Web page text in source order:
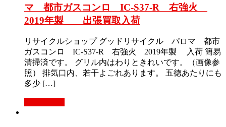
マ 都市ガスコンロ IC-S37-R 右強火
2019年製 出張買取入荷
リサイクルショップ グッドリサイクル パロマ 都市
ガスコンロ IC-S37-R 右強火 2019年製 入荷 簡易
清掃済です。 グリル内はわりときれいです。（画像参
照） 排気口内、若干よごれあります。 五徳あたりにも
多少 […]